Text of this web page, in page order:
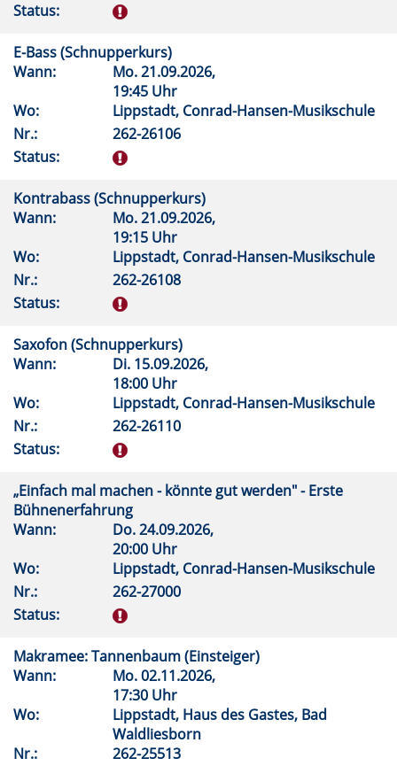
Status:
E-Bass (Schnupperkurs)
Wann:
Mo.21.09.2026,
19:45 Uhr
Wo:
Lippstadt, Conrad-Hansen-Musikschule
Nr.:
262-26106
Status:
Kontrabass (Schnupperkurs)
Wann:
Mo.21.09.2026,
19:15 Uhr
Wo:
Lippstadt, Conrad-Hansen-Musikschule
Nr.:
262-26108
Status:
Saxofon (Schnupperkurs)
Wann:
Di. 15.09.2026,
18:00 Uhr
Wo:
Lippstadt, Conrad-Hansen-Musikschule
Nr.:
262-26110
Status:
„Einfach mal machen - könnte gut werden" - Erste
Bühnenerfahrung
Wann:
Do.24.09.2026,
20:00 Uhr
Wo:
Lippstadt, Conrad-Hansen-Musikschule
Nr.:
262-27000
Status:
Makramee: Tannenbaum (Einsteiger)
Wann:
Mo.02.11.2026,
17:30 Uhr
Wo:
Lippstadt, Haus des Gastes, Bad
Waldliesborn
Nr.:
262-25513